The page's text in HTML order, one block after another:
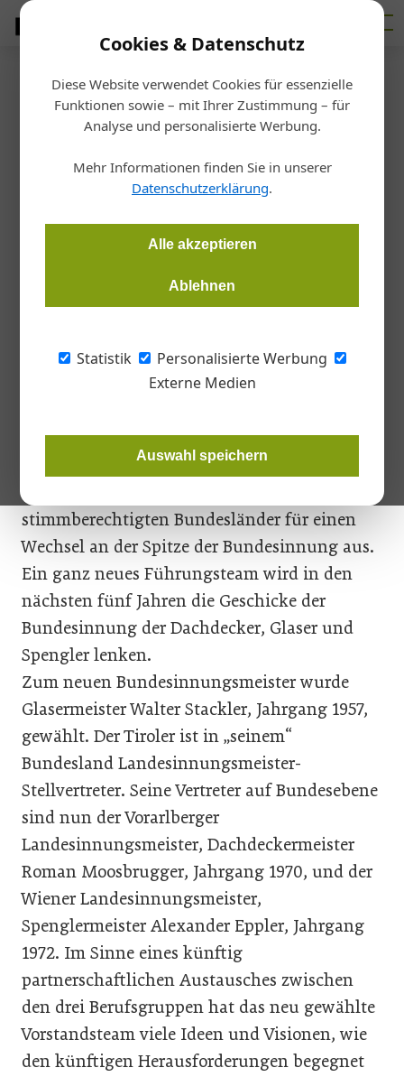
Cookies & Datenschutz
Diese Website verwendet Cookies für essenzielle
Funktionen sowie – mit Ihrer Zustimmung – für
Analyse und personalisierte Werbung.
Mehr Informationen finden Sie in unserer
Datenschutzerklärung.
Alle akzeptieren
Ablehnen
Statistik
Personalisierte Werbung
Externe Medien
Auswahl speichern
Startseite/Interessensvertretungen
Dach + Glas
Neuer Bundesinnungsvorstand
18.11.2020, 18:38 Uhr
einen neuen Vorstand. Das neu gewählte Führungsteam
überzeugt durch jahrelange Branchen- und Innungserfahrung
Nach Corona-bedingten Verzögerungen fand
Sitzung der Bundesinnung der Dachdecker,
Glaser und Spengler in Wien statt. Dabei
stimmberechtigten Bundesländer für einen
Wechsel an der Spitze der Bundesinnung aus.
Ein ganz neues Führungsteam wird in den
nächsten fünf Jahren die Geschicke der
Bundesinnung der Dachdecker, Glaser und
Spengler lenken.
Zum neuen Bundesinnungsmeister wurde
Glasermeister Walter Stackler, Jahrgang 1957,
gewählt. Der Tiroler ist in „seinem“
Bundesland Landesinnungsmeister-
Stellvertreter. Seine Vertreter auf Bundesebene
sind nun der Vorarlberger
Landesinnungsmeister, Dachdeckermeister
Roman Moosbrugger, Jahrgang 1970, und der
Wiener Landesinnungsmeister,
Spenglermeister Alexander Eppler, Jahrgang
1972. Im Sinne eines künftig
partnerschaftlichen Austausches zwischen
den drei Berufsgruppen hat das neu gewählte
Vorstandsteam viele Ideen und Visionen, wie
den künftigen Herausforderungen begegnet